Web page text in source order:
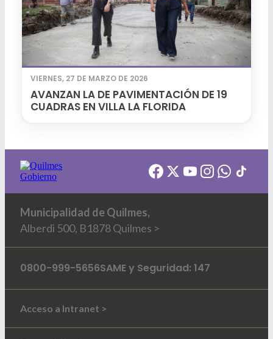
VIERNES, 27 DE MARZO DE 2026
AVANZAN LA DE PAVIMENTACIÓN DE 19
CUADRAS EN VILLA LA FLORIDA
Municipalidad de Quilmes,
Alberdi 500, B1878 Quilmes >
0800-999-5656SAME y Seguridad: 147
Acceso a Intranet >